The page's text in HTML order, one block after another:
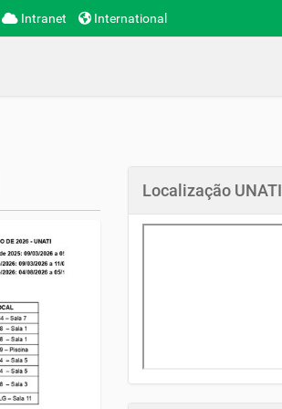
Intranet International
Localização UNATI